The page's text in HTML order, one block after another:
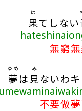
果
は
てしない
無窮
夢
ゆめ
は見
み
ないわ
不要做